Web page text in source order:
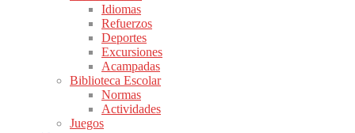
Idiomas
Refuerzos
Deportes
Excursiones
Acampadas
Biblioteca Escolar
Normas
Actividades
Juegos